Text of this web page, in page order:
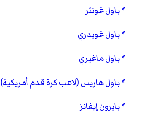
باول غونثر
باول غويدري
باول ماغيري
باول هاريس (لاعب كرة قدم أمريكية)
بايرون إيفانز